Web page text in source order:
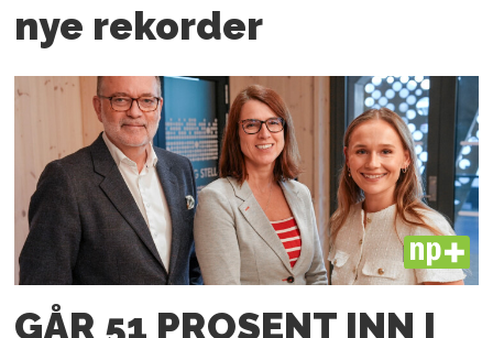
nye rekorder
PLUS
GÅR 51 PROSENT INN I